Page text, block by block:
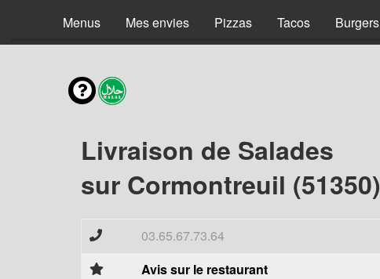
Menus Mes envies Pizzas Tacos Burgers
Livraison de Salades
sur Cormontreuil (51350)
03.65.67.73.64
Avis sur le restaurant